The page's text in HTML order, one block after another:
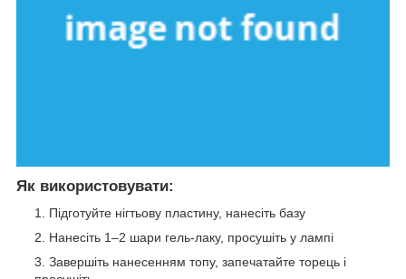
Як використовувати:
Підготуйте нігтьову пластину, нанесіть базу
Нанесіть 1–2 шари гель-лаку, просушіть у лампі
Завершіть нанесенням топу, запечатайте торець і